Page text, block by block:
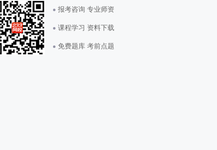
报考咨询 专业师资
课程学习 资料下载
免费题库 考前点题